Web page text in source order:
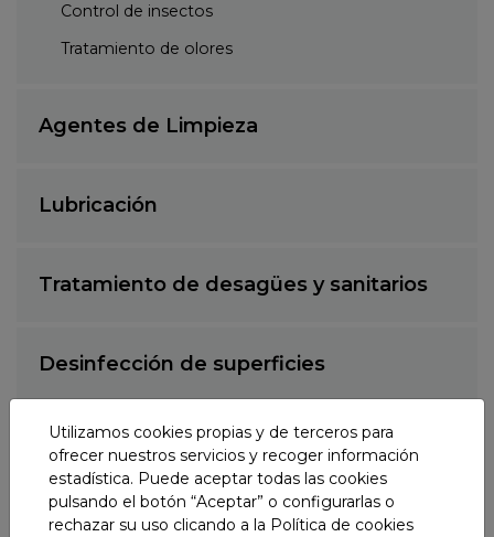
Control de insectos
Tratamiento de olores
Agentes de Limpieza
Lubricación
Tratamiento de desagües y sanitarios
Desinfección de superficies
Tratamiento de superficies
Productos adhesivos
Utilizamos cookies propias y de terceros para
ofrecer nuestros servicios y recoger información
estadística. Puede aceptar todas las cookies
pulsando el botón “Aceptar” o configurarlas o
rechazar su uso clicando a la Política de cookies